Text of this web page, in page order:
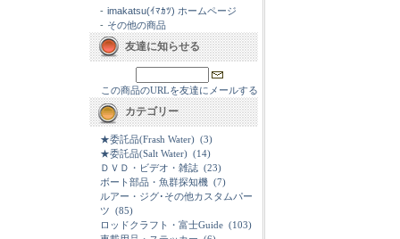
- imakatsu(ｲﾏｶﾂ) ホームページ
- その他の商品
友達に知らせる
この商品のURLを友達にメールする
カテゴリー
★委託品(Frash Water) (3)
★委託品(Salt Water) (14)
ＤＶＤ・ビデオ・雑誌 (23)
ボート部品・魚群探知機 (7)
ルアー・ジグ･その他カスタムパー
ツ (85)
ロッドクラフト・富士Guide (103)